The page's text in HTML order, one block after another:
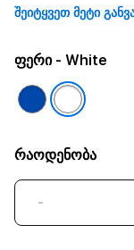
შეიტყვეთ მეტი
ფერი- White
რაოდენობა
-